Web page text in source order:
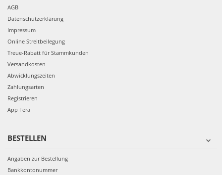
AGB
Datenschutzerklärung
Impressum
Online Streitbeilegung
Treue-Rabatt für Stammkunden
Versandkosten
Abwicklungszeiten
Zahlungsarten
Registrieren
App Fera
BESTELLEN
Angaben zur Bestellung
Bankkontonummer